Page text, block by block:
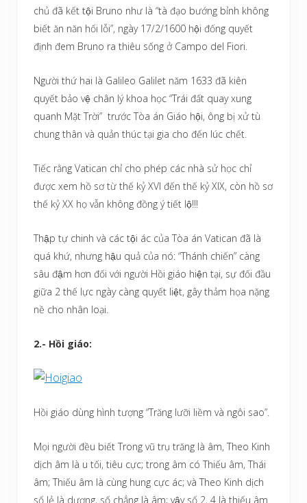
chủ đã kết tội Bruno như là “tà đạo bướng bỉnh không
biết ăn năn hối lỗi”, ngày 17/2/1600 hội đống quyết
định đem Bruno ra thiêu sống ở Campo del Fiori.
Người thứ hai là Galileo Galilet năm 1633 đã kiên
quyết bảo vệ chân lý khoa học “Trái đất quay xung
quanh Mặt Trời” trước Tòa án Giáo hội, ông bị xử tù
chung thân và quản thúc tại gia cho đến lúc chết.
Tiếc rằng Vatican chỉ cho phép các nhà sử học chỉ
được xem hồ sơ từ thế kỷ XVI đến thế kỷ XIX, còn hồ sơ
thế kỷ XX họ vẫn không đồng ý tiết lộ!!!
Thập tự chinh và các tội ác của Tòa án Vatican đã là
quá khứ, nhưng hậu quả của nó: “Thánh chiến” càng
sâu đậm hơn đối với người Hồi giáo hiện tại, sự đối đầu
giữa 2 thế lực ngày càng quyết liệt, gây thảm họa nặng
nề cho nhân loại.
2.- Hồi giáo:
Hồi giáo dùng hình tượng “Trăng lưỡi liềm và ngôi sao”.
Mọi người đều biết Trong vũ trụ trăng là âm, Theo Kinh
dịch âm là u tối, tiêu cực; trong âm có Thiếu âm, Thái
âm; Thiếu âm là cùng hung cực ác; và Theo Kinh dịch
số lẻ là dương, số chẳng là âm; vậy số 2, 4 là thiếu âm.